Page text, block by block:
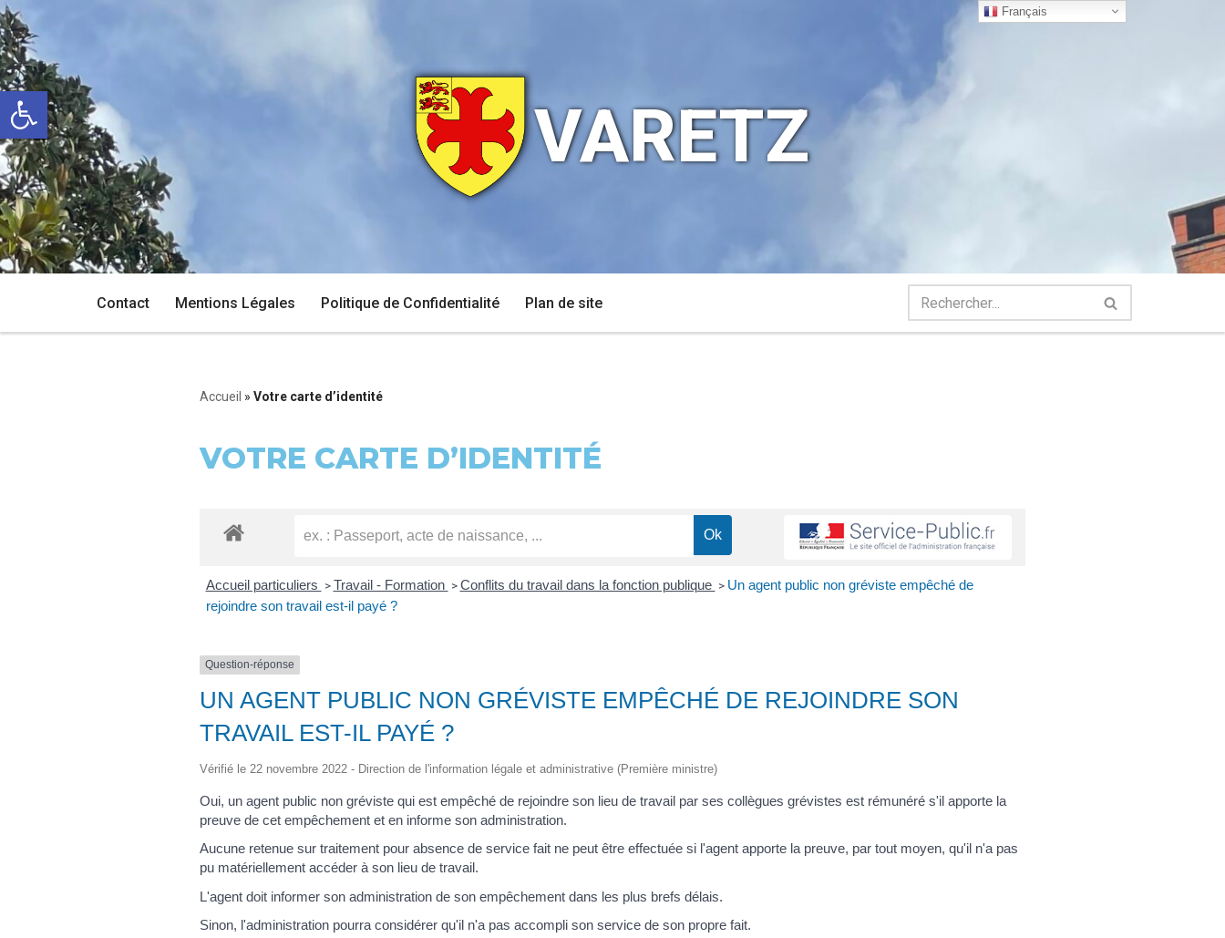
Ouvrir la barre d’outils
Aller
au
contenu
VARETZ
Contact Mentions Légales Politique de Confidentialité Plan de site
Accueil » Votre carte d’identité
VOTRE CARTE D’IDENTITÉ
Accueil particuliers > Travail - Formation > Conflits du travail dans la fonction publique > Un agent public non gréviste empêché de
rejoindre son travail est-il payé ?
Question-réponse
UN AGENT PUBLIC NON GRÉVISTE EMPÊCHÉ DE REJOINDRE SON
TRAVAIL EST-IL PAYÉ ?
Vérifié le 22 novembre 2022 - Direction de l'information légale et administrative (Première ministre)
Oui, un agent public non gréviste qui est empêché de rejoindre son lieu de travail par ses collègues grévistes est rémunéré s'il apporte la
preuve de cet empêchement et en informe son administration.
Aucune retenue sur traitement pour absence de service fait ne peut être effectuée si l'agent apporte la preuve, par tout moyen, qu'il n'a pas
pu matériellement accéder à son lieu de travail.
L'agent doit informer son administration de son empêchement dans les plus brefs délais.
Sinon, l'administration pourra considérer qu'il n'a pas accompli son service de son propre fait.
Français